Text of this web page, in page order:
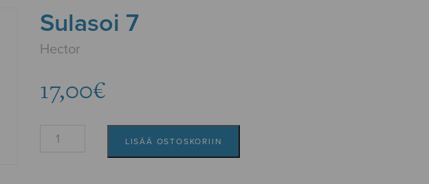
Sulasoi 7
Hector
17,00€
Sulasoi
LISÄÄ OSTOSKORIIN